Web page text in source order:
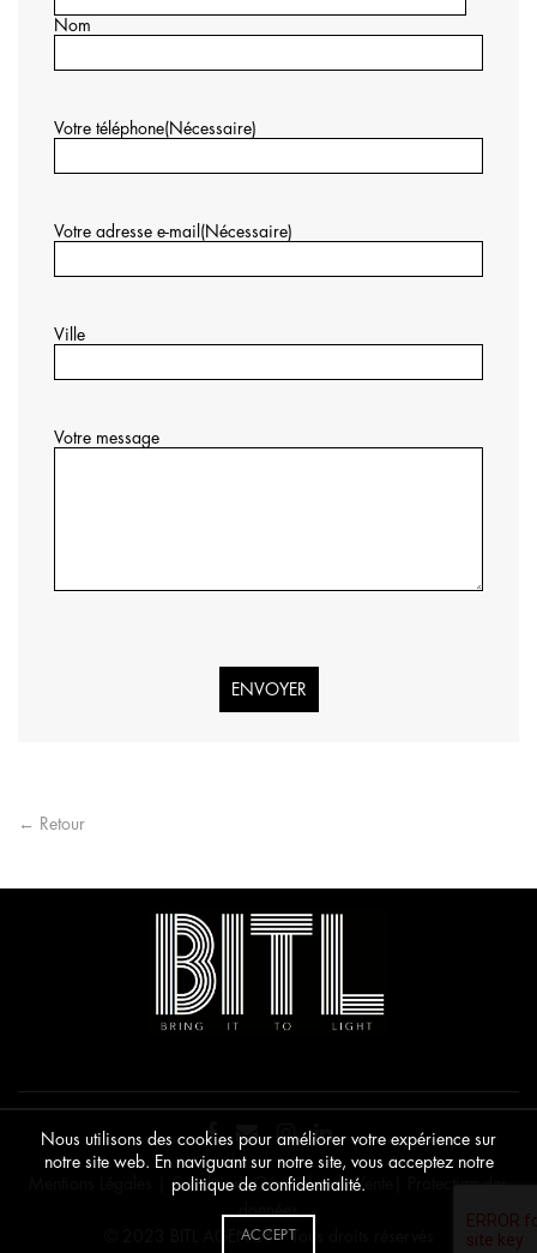
Nom
Votre téléphone(Nécessaire)
Votre adresse e-mail (Nécessaire)
Ville
Votre message
← Retour
Conditions Générales de Vente
Protection des
© 2023 BITL AGENCY • Tous droits réservés
Nous utilisons des cookies pour améliorer votre expérience sur
notre site web. En naviguant sur notre site, vous acceptez notre
politique de confidentialité.
ACCEPT